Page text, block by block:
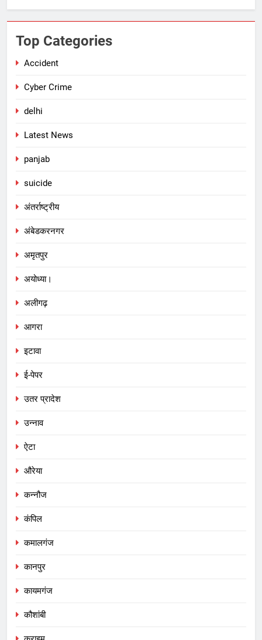
Top Categories
Accident
Cyber Crime
delhi
Latest News
panjab
suicide
अंतर्राष्ट्रीय
अंबेडकरनगर
अमृतपुर
अयोध्या।
अलीगढ़
आगरा
इटावा
ई-पेपर
उतर प्रादेश
उन्नाव
ऐटा
औरेया
कन्नौज
कंपिल
कमालगंज
कानपुर
कायमगंज
कौशांबी